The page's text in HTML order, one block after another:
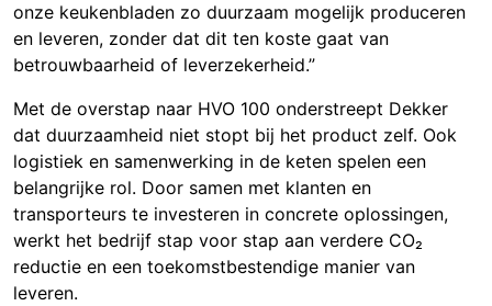
onze keukenbladen zo duurzaam mogelijk produceren
en leveren, zonder dat dit ten koste gaat van
betrouwbaarheid of leverzekerheid.”
Met de overstap naar HVO 100 onderstreept Dekker
dat duurzaamheid niet stopt bij het product zelf. Ook
logistiek en samenwerking in de keten spelen een
belangrijke rol. Door samen met klanten en
transporteurs te investeren in concrete oplossingen,
werkt het bedrijf stap voor stap aan verdere CO₂
reductie en een toekomstbestendige manier van
leveren.